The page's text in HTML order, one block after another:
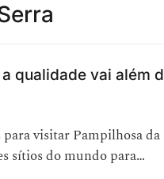
qualidade vai além
visitar Pampilhosa da
sítios do mundo para…